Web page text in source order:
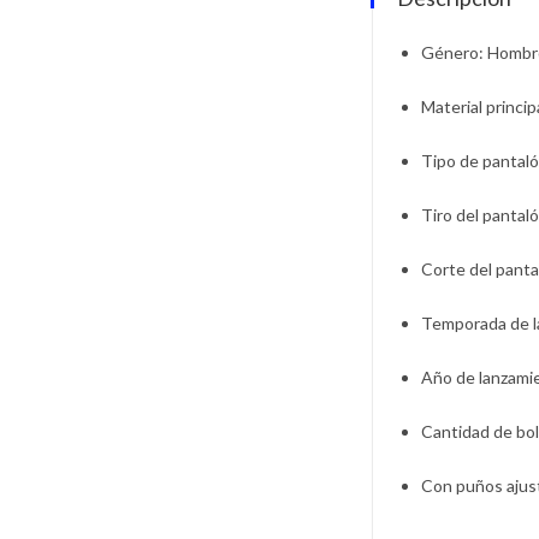
Género:
Material
Tipo de
Tiro del
Corte del
Temporada de
Año de
Cantidad de
Con puños